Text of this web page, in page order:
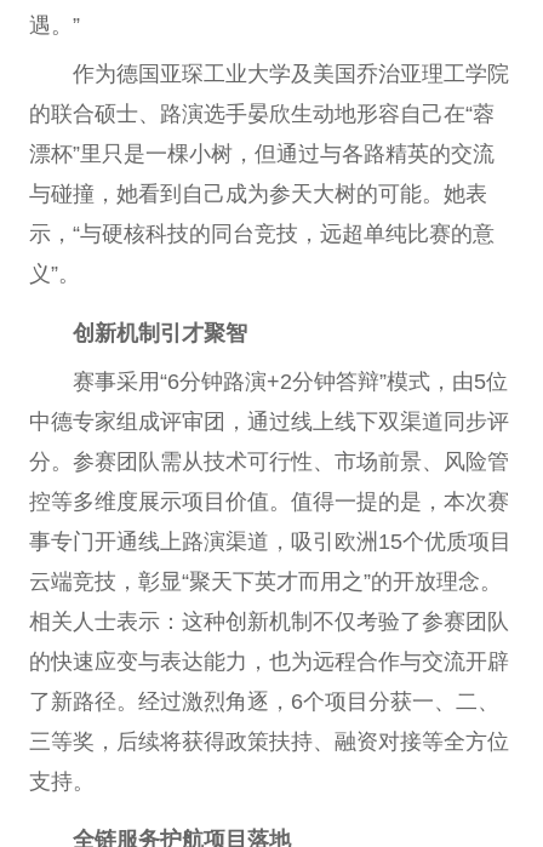
遇。”
作为德国亚琛工业大学及美国乔治亚理工学院
的联合硕士、路演选手晏欣生动地形容自己在“蓉
漂杯”里只是一棵小树，但通过与各路精英的交流
与碰撞，她看到自己成为参天大树的可能。她表
示，“与硬核科技的同台竞技，远超单纯比赛的意
义”。
创新机制引才聚智
赛事采用“6分钟路演+2分钟答辩”模式，由5位
中德专家组成评审团，通过线上线下双渠道同步评
分。参赛团队需从技术可行性、市场前景、风险管
控等多维度展示项目价值。值得一提的是，本次赛
事专门开通线上路演渠道，吸引欧洲15个优质项目
云端竞技，彰显“聚天下英才而用之”的开放理念。
相关人士表示：这种创新机制不仅考验了参赛团队
的快速应变与表达能力，也为远程合作与交流开辟
了新路径。经过激烈角逐，6个项目分获一、二、
三等奖，后续将获得政策扶持、融资对接等全方位
支持。
全链服务护航项目落地